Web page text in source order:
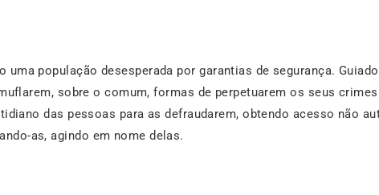
população desesperada por garantias de segurança.
sobre o comum, formas de perpetuarem os seus
das pessoas para as defraudarem, obtendo acesso não
as, agindo em nome delas.